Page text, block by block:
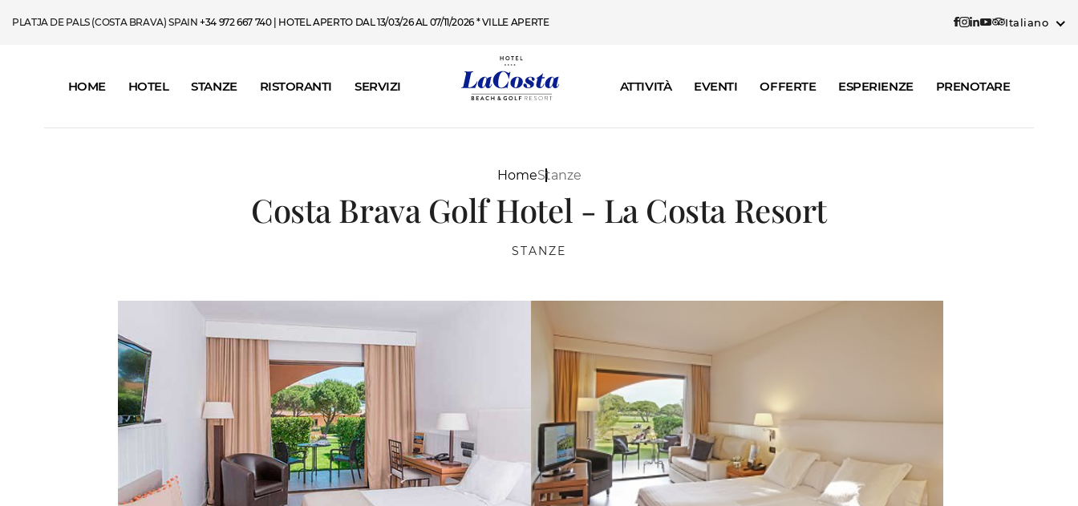
PLATJA DE PALS (COSTA BRAVA) SPAIN+34 972 667 740| HOTEL APERTO DAL 13/03/26 AL 07/11/2026 * VILLE APERTE Italiano
HOME HOTEL STANZE RISTORANTI SERVIZI ATTIVITÀ EVENTI OFFERTE ESPERIENZE PRENOTARE
HomeStanze
Costa Brava Golf Hotel - La Costa Resort
STANZE